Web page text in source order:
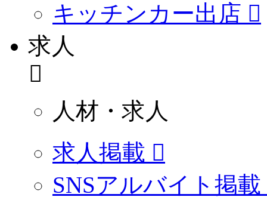
キッチンカー出店
求人
人材・求人
求人掲載
SNSアルバイト掲載